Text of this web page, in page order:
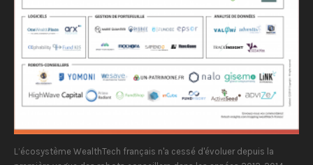
L’écosystème WealthTech français n'a cessé d'évoluer depuis la